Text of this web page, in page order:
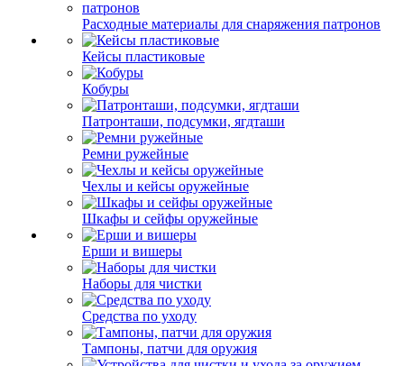
Расходные материалы для снаряжения патронов
Кейсы пластиковые
Кобуры
Патронташи, подсумки, ягдташи
Ремни ружейные
Чехлы и кейсы оружейные
Шкафы и сейфы оружейные
Ерши и вишеры
Наборы для чистки
Средства по уходу
Тампоны, патчи для оружия